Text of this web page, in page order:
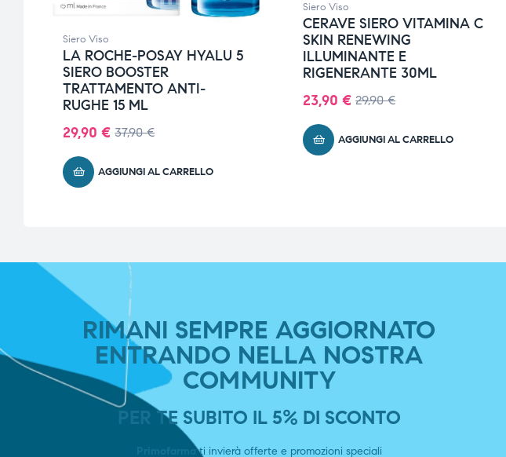
Siero Viso
LA ROCHE-POSAY HYALU 5
SIERO BOOSTER
TRATTAMENTO ANTI-
RUGHE 15 ML
37,90€
29,90 €
AGGIUNGI AL CARRELLO
Siero Viso
CERAVE SIERO VITAMINA C
SKIN RENEWING
ILLUMINANTE E
RIGENERANTE 30ML
29,90€
23,90 €
AGGIUNGI AL CARRELLO
RIMANI SEMPRE AGGIORNATO
ENTRANDO NELLA NOSTRA
COMMUNITY
PER TE SUBITO IL 5% DI SCONTO
Primofarmati invierà offerte e promozioni speciali